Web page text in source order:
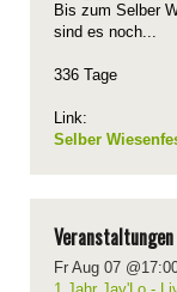
Bis zum Selber
sind es noch...
336 Tage
Link:
Selber
Veranstaltungen
Fr Aug 07